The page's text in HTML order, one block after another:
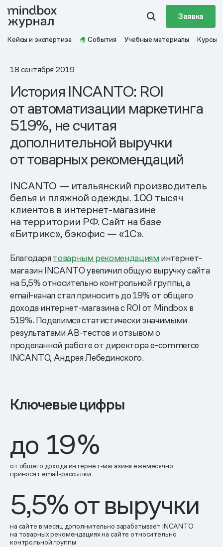
Заявка
Кейсы и экспертиза События Учебные материалы Курсы
18 сентября 2019
История INCANTO: ROI
от автоматизации маркетинга
519%, не считая
дополнительной выручки
от товарных рекомендаций
INCANTO — итальянский производитель
белья и пляжной одежды. 100 тысяч
клиентов в интернет-магазине
на территории РФ. Сайт на базе
«Битрикс», бэкофис — «1С».
Благодарятоварным рекомендацияминтернет-
магазин INCANTO увеличил общую выручку сайта
на 5,5% относительно контрольной группы, а
email-канал стал приносить до 19% от общего
дохода интернет-магазина с ROI от Mindbox в
519%. Поделимся статистически значимыми
результатами AB-тестов и отзывом о
проделанной работе от директора e-commerce
INCANTO, Андрея Лебединского.
Ключевые цифры
до 19%
от общего дохода интернет-магазина ежемесячно
приносят email-рассылки
5,5% от выручки
на сайте в месяц дополнительно зарабатывает INCANTO
на товарных рекомендациях на сайте относительно
контрольной группы